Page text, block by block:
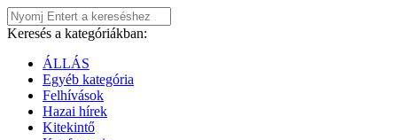
Keresés a kategóriákban:
ÁLLÁS
Egyéb kategória
Felhívások
Hazai hírek
Kitekintő